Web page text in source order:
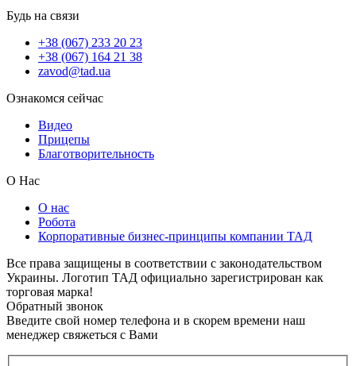
Будь на связи
+38 (067) 233 20 23
+38 (067) 164 21 38
zavod@tad.ua
Ознакомся сейчас
Видео
Прицепы
Благотворительность
О Нас
О нас
Робота
Корпоративные бизнес-принципы компании ТАД
Все права защищены в соответствии с законодательством
Украины. Логотип ТАД официально зарегистрирован как
торговая марка!
Обратный звонок
Введите свой номер телефона и в скорем времени наш
менеджер свяжеться с Вами